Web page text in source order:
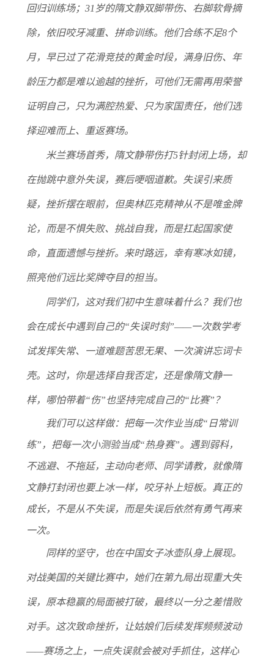
回归训练场；31岁的隋文静双脚带伤、右脚软骨摘
除，依旧咬牙减重、拼命训练。他们合练不足8个
月，早已过了花滑竞技的黄金时段，满身旧伤、年
龄压力都是难以逾越的挫折，可他们无需再用荣誉
证明自己，只为满腔热爱、只为家国责任，他们选
择迎难而上、重返赛场。
米兰赛场首秀，隋文静带伤打5针封闭上场，却
在抛跳中意外失误，赛后哽咽道歉。失误引来质
疑，挫折摆在眼前，但奥林匹克精神从不是唯金牌
论，而是不惧失败、挑战自我，而是扛起国家使
命，直面遗憾与挫折。来时路远，幸有寒冰如镜，
照亮他们远比奖牌夺目的担当。
同学们，这对我们初中生意味着什么？ 我们也
会在成长中遇到自己的“失误时刻”——一次数学考
试发挥失常、一道难题苦思无果、一次演讲忘词卡
壳。这时，你是选择自我否定，还是像隋文静一
样，哪怕带着“伤”也坚持完成自己的“比赛”？
我们可以这样做：把每一次作业当成“日常训
练”，把每一次小测验当成“热身赛”。遇到弱科，
不逃避、不拖延，主动向老师、同学请教，就像隋
文静打封闭也要上冰一样，咬牙补上短板。真正的
成长，不是从不失误，而是失误后依然有勇气再来
一次。
同样的坚守，也在中国女子冰壶队身上展现。
对战美国的关键比赛中，她们在第九局出现重大失
误，原本稳赢的局面被打破，最终以一分之差惜败
对手。这次致命挫折，让姑娘们后续发挥频频波动
——赛场之上，一点失误就会被对手抓住，这样心